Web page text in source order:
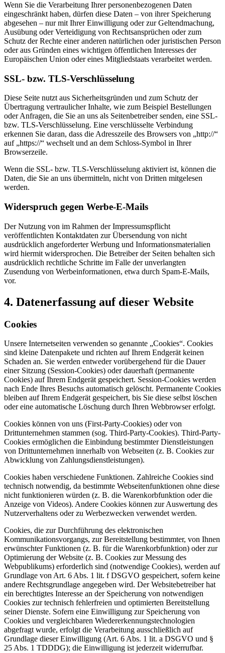
Wenn Sie die Verarbeitung Ihrer personenbezogenen Daten
eingeschränkt haben, dürfen diese Daten – von ihrer Speicherung
abgesehen – nur mit Ihrer Einwilligung oder zur Geltendmachung,
Ausübung oder Verteidigung von Rechtsansprüchen oder zum
Schutz der Rechte einer anderen natürlichen oder juristischen Person
oder aus Gründen eines wichtigen öffentlichen Interesses der
Europäischen Union oder eines Mitgliedstaats verarbeitet werden.
SSL- bzw. TLS-Verschlüsselung
Diese Seite nutzt aus Sicherheitsgründen und zum Schutz der
Übertragung vertraulicher Inhalte, wie zum Beispiel Bestellungen
oder Anfragen, die Sie an uns als Seitenbetreiber senden, eine SSL-
bzw. TLS-Verschlüsselung. Eine verschlüsselte Verbindung
erkennen Sie daran, dass die Adresszeile des Browsers von „http://“
auf „https://“ wechselt und an dem Schloss-Symbol in Ihrer
Browserzeile.
Wenn die SSL- bzw. TLS-Verschlüsselung aktiviert ist, können die
Daten, die Sie an uns übermitteln, nicht von Dritten mitgelesen
werden.
Widerspruch gegen Werbe-E-Mails
Der Nutzung von im Rahmen der Impressumspflicht
veröffentlichten Kontaktdaten zur Übersendung von nicht
ausdrücklich angeforderter Werbung und Informationsmaterialien
wird hiermit widersprochen. Die Betreiber der Seiten behalten sich
ausdrücklich rechtliche Schritte im Falle der unverlangten
Zusendung von Werbeinformationen, etwa durch Spam-E-Mails,
vor.
4. Datenerfassung auf dieser Website
Cookies
Unsere Internetseiten verwenden so genannte „Cookies“. Cookies
sind kleine Datenpakete und richten auf Ihrem Endgerät keinen
Schaden an. Sie werden entweder vorübergehend für die Dauer
einer Sitzung (Session-Cookies) oder dauerhaft (permanente
Cookies) auf Ihrem Endgerät gespeichert. Session-Cookies werden
nach Ende Ihres Besuchs automatisch gelöscht. Permanente Cookies
bleiben auf Ihrem Endgerät gespeichert, bis Sie diese selbst löschen
oder eine automatische Löschung durch Ihren Webbrowser erfolgt.
Cookies können von uns (First-Party-Cookies) oder von
Drittunternehmen stammen (sog. Third-Party-Cookies). Third-Party-
Cookies ermöglichen die Einbindung bestimmter Dienstleistungen
von Drittunternehmen innerhalb von Webseiten (z. B. Cookies zur
Abwicklung von Zahlungsdienstleistungen).
Cookies haben verschiedene Funktionen. Zahlreiche Cookies sind
technisch notwendig, da bestimmte Webseitenfunktionen ohne diese
nicht funktionieren würden (z. B. die Warenkorbfunktion oder die
Anzeige von Videos). Andere Cookies können zur Auswertung des
Nutzerverhaltens oder zu Werbezwecken verwendet werden.
Cookies, die zur Durchführung des elektronischen
Kommunikationsvorgangs, zur Bereitstellung bestimmter, von Ihnen
erwünschter Funktionen (z. B. für die Warenkorbfunktion) oder zur
Optimierung der Website (z. B. Cookies zur Messung des
Webpublikums) erforderlich sind (notwendige Cookies), werden auf
Grundlage von Art. 6 Abs. 1 lit. f DSGVO gespeichert, sofern keine
andere Rechtsgrundlage angegeben wird. Der Websitebetreiber hat
ein berechtigtes Interesse an der Speicherung von notwendigen
Cookies zur technisch fehlerfreien und optimierten Bereitstellung
seiner Dienste. Sofern eine Einwilligung zur Speicherung von
Cookies und vergleichbaren Wiedererkennungstechnologien
abgefragt wurde, erfolgt die Verarbeitung ausschließlich auf
Grundlage dieser Einwilligung (Art. 6 Abs. 1 lit. a DSGVO und §
25 Abs. 1 TDDDG); die Einwilligung ist jederzeit widerrufbar.